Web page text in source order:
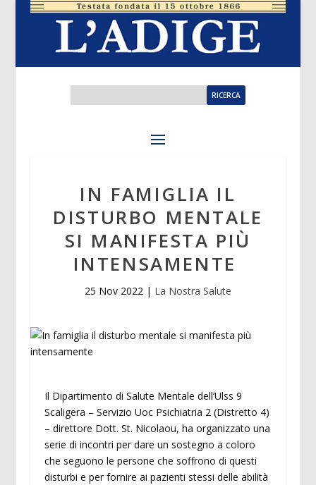
IN FAMIGLIA IL
DISTURBO MENTALE
SI MANIFESTA PIÙ
INTENSAMENTE
25 Nov 2022| La Nostra Salute
Il Dipartimento di Salute Mentale dell’Ulss 9
Scaligera – Servizio Uoc Psichiatria 2 (Distretto 4)
– direttore Dott. St. Nicolaou, ha organizzato una
serie di incontri per dare un sostegno a coloro
che seguono le persone che soffrono di questi
disturbi e per fornire ai pazienti stessi delle abilità